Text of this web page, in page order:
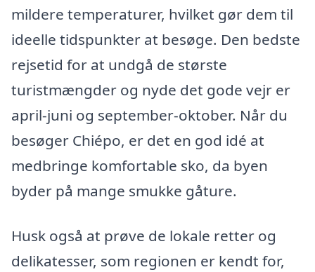
mildere temperaturer, hvilket gør dem til
ideelle tidspunkter at besøge. Den bedste
rejsetid for at undgå de største
turistmængder og nyde det gode vejr er
april-juni og september-oktober. Når du
besøger Chiépo, er det en god idé at
medbringe komfortable sko, da byen
byder på mange smukke gåture.
Husk også at prøve de lokale retter og
delikatesser, som regionen er kendt for,